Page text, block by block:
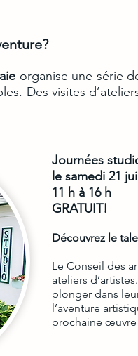
organise une série
Des visites
Journées
le samedi 21
11 h à 16 h
GRATUIT!
Découvrez le
Le Conseil des
ateliers
plonger dans
l’aventure
prochaine